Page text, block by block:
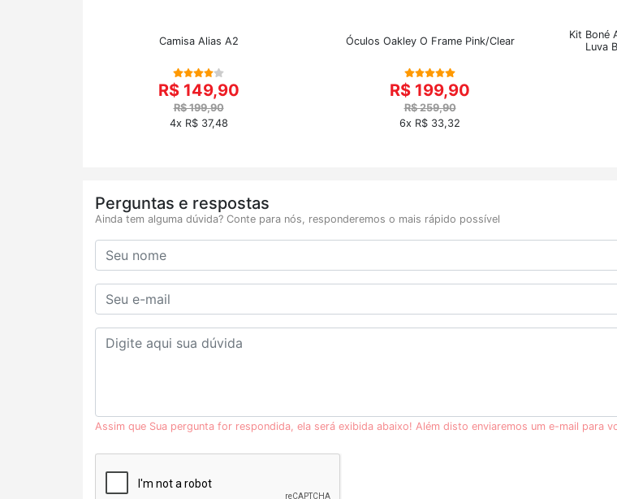
Camisa Alias A2
R$ 149,90
R$ 199,90
4x R$ 37,48
Óculos Oakley O Frame Pink/Clear
R$ 199,90
R$ 259,90
6x R$ 33,32
Kit Boné
Luva
Perguntas e respostas
Ainda tem alguma dúvida? Conte para nós, responderemos o mais rápido possível
Assim que Sua pergunta for respondida, ela será exibida abaixo! Além disto enviaremos um e-mail para